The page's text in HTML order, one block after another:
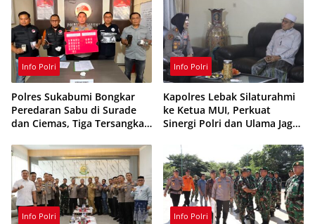
Info Polri
Polres Sukabumi Bongkar
Peredaran Sabu di Surade
dan Ciemas, Tiga Tersangka
Info Polri
Kapolres Lebak Silaturahmi
ke Ketua MUI, Perkuat
Sinergi Polri dan Ulama Jaga
Info Polri Info Polri